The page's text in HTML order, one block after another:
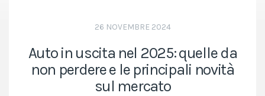
26 NOVEMBRE 2024
Auto in uscita nel 2025: quelle da
non perdere e le principali novità
sul mercato